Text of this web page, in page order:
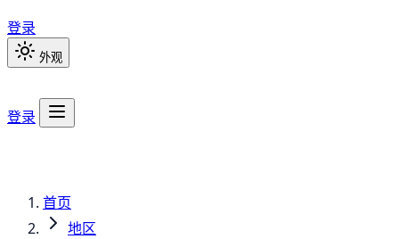
登录
外观
登录
首页
地区